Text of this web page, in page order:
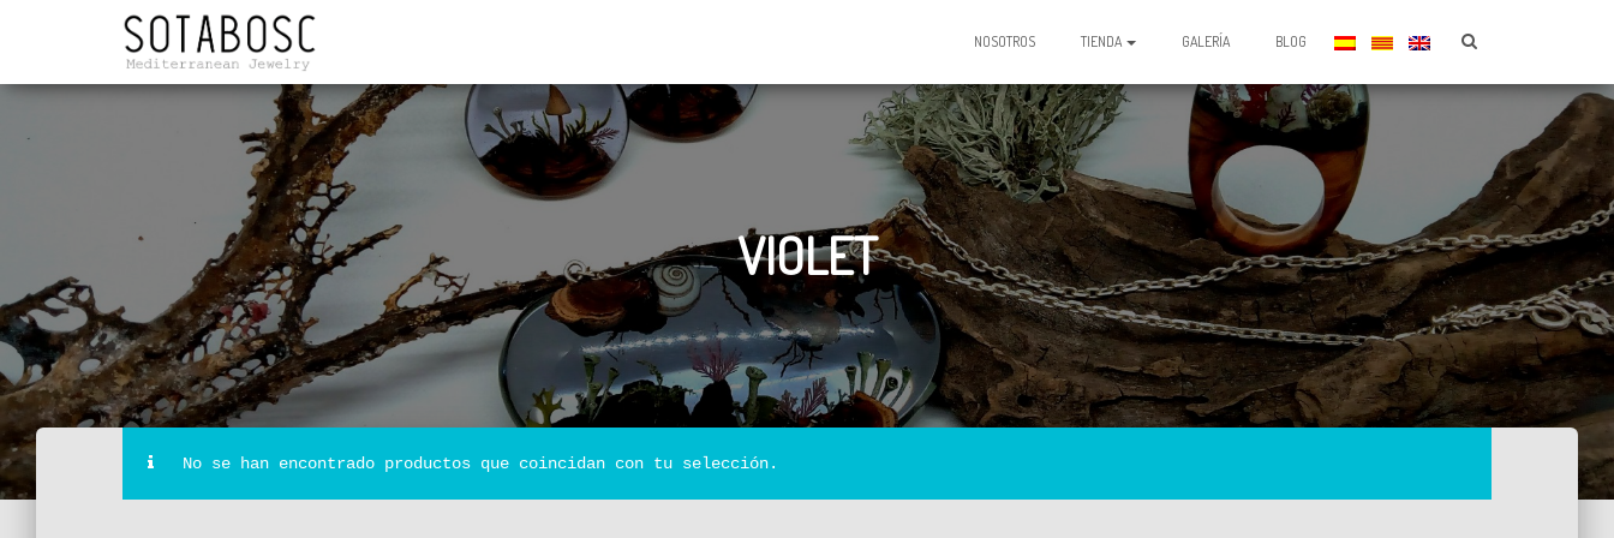
NOSOTROS TIENDA GALERÍA BLOG
VIOLET
No se han encontrado productos que coincidan con tu selección.